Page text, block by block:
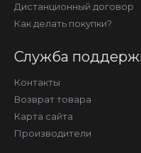
Дистанционный договор
Как делать покупки?
Служба
Контакты
Возврат товара
Карта сайта
Производители